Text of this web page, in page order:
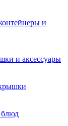
и
и аксессуары